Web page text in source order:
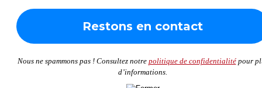
Nous ne spammons pas ! Consultez notre politique de confidentialitépour
d’informations.